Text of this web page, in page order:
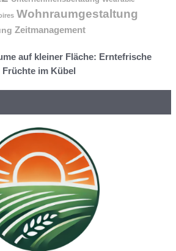
Wohnraumgestaltung
Zeitmanagement
auf kleiner Fläche: Erntefrische
Früchte im Kübel